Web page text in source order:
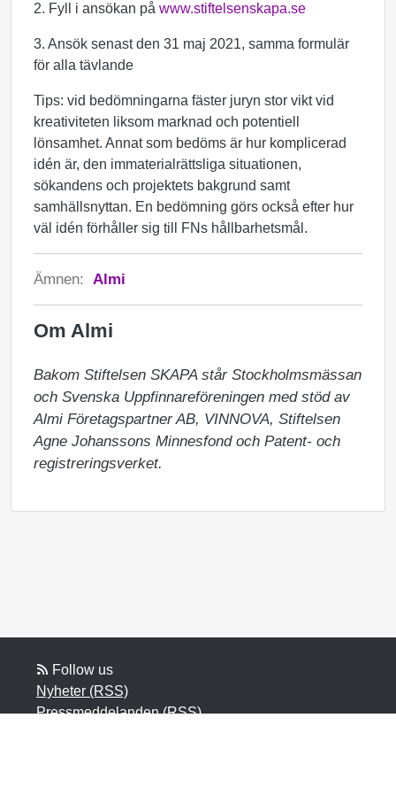
2. Fyll i ansökan på www.stiftelsenskapa.se
3. Ansök senast den 31 maj 2021, samma formulär
för alla tävlande
Tips: vid bedömningarna fäster juryn stor vikt vid
kreativiteten liksom marknad och potentiell
lönsamhet. Annat som bedöms är hur komplicerad
idén är, den immaterialrättsliga situationen,
sökandens och projektets bakgrund samt
samhällsnyttan. En bedömning görs också efter hur
väl idén förhåller sig till FNs hållbarhetsmål.
Ämnen: Almi
Om Almi
Bakom Stiftelsen SKAPA står Stockholmsmässan
och Svenska Uppfinnareföreningen med stöd av
Almi Företagspartner AB, VINNOVA, Stiftelsen
Agne Johanssons Minnesfond och Patent- och
registreringsverket.
Follow us
Nyheter (RSS)
Pressmeddelanden (RSS)